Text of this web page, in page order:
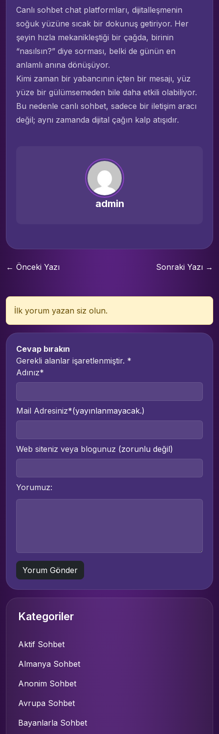
Canlı sohbet chat platformları, dijitalleşmenin
soğuk yüzüne sıcak bir dokunuş getiriyor. Her
şeyin hızla mekanikleştiği bir çağda, birinin
“nasılsın?” diye sorması, belki de günün en
anlamlı anına dönüşüyor.
Kimi zaman bir yabancının içten bir mesajı, yüz
yüze bir gülümsemeden bile daha etkili olabiliyor.
Bu nedenle canlı sohbet, sadece bir iletişim aracı
değil; aynı zamanda dijital çağın kalp atışıdır.
admin
← Önceki Yazı Sonraki Yazı →
İlk yorum yazan siz olun.
Cevap bırakın
Gerekli alanlar işaretlenmiştir. *
Adınız*
Mail Adresiniz*(yayınlanmayacak.)
Web siteniz veya blogunuz (zorunlu değil)
Yorumuz:
Kategoriler
Aktif Sohbet
Almanya Sohbet
Anonim Sohbet
Avrupa Sohbet
Bayanlarla Sohbet